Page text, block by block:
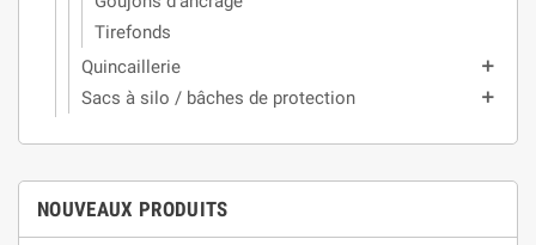
Tirefonds
Quincaillerie
add
Sacs à silo / bâches de protection add
NOUVEAUX PRODUITS